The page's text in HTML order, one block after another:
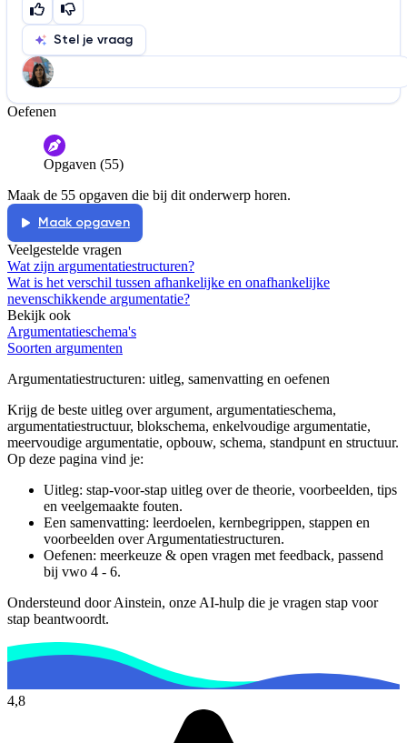
Stel je vraag
Help ons de video te verbeteren
De audio is slecht
Informatie is onjuist
De docent is te langdradig
De uitleg gaat te langzaam
Afspelen werkte niet
Iets anders
Oefenen
Opgaven (55)
Maak de 55 opgaven die bij dit onderwerp horen.
Maak opgaven
Veelgestelde vragen
Wat zijn argumentatiestructuren?
Wat is het verschil tussen afhankelijke en onafhankelijke
nevenschikkende argumentatie?
Bekijk ook
Argumentatieschema's
Soorten argumenten
Argumentatiestructuren: uitleg, samenvatting en oefenen
Krijg de beste uitleg over argument, argumentatieschema,
argumentatiestructuur, blokschema, enkelvoudige argumentatie,
meervoudige argumentatie, opbouw, schema, standpunt en structuur.
Op deze pagina vind je:
Uitleg: stap-voor-stap uitleg over de theorie, voorbeelden, tips
en veelgemaakte fouten.
Een samenvatting: leerdoelen, kernbegrippen, stappen en
voorbeelden overArgumentatiestructuren.
Oefenen: meerkeuze & open vragen met feedback, passend
bij vwo 4 - 6.
Ondersteund door Ainstein, onze AI-hulp die je vragen stap voor
stap beantwoordt.
4,8